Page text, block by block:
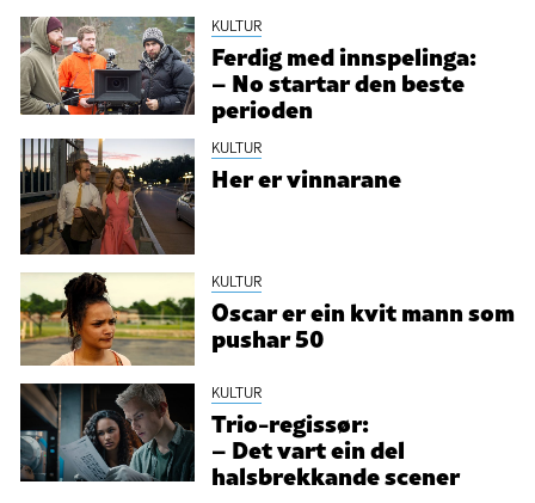
KULTUR
Ferdig med innspelinga:
– No startar den beste
perioden​
KULTUR
Her er vinnarane
KULTUR
Oscar er ein kvit mann som
pushar 50
KULTUR
Trio-regissør:
– Det vart ein del
halsbrekkande scener